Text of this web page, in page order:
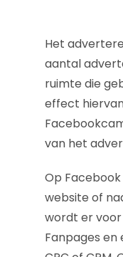
Het
aantal
ruimte die
effect
van het
Op
website of
wordt er
Fanpages en